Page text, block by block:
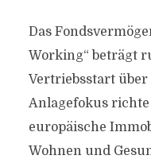
Das
Working“ beträgt
Vertriebsstart
Anlagefokus
europäische
Wohnen und